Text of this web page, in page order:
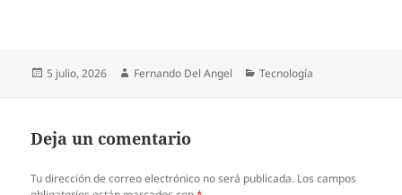
Publicado
5 julio, 2026 Autor
Fernando Del Angel Categorías
Tecnología
Deja un comentario
Tu dirección de correo electrónico no será publicada. Los campos